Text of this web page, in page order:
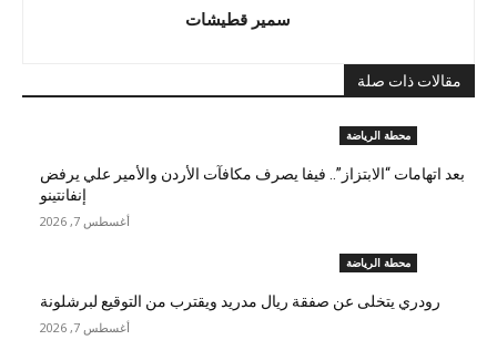
سمير قطيشات
مقالات ذات صلة
محطة الرياضة
بعد اتهامات “الابتزاز”.. فيفا يصرف مكافآت الأردن والأمير علي يرفض
إنفانتينو
أغسطس 7, 2026
محطة الرياضة
رودري يتخلى عن صفقة ريال مدريد ويقترب من التوقيع لبرشلونة
أغسطس 7, 2026